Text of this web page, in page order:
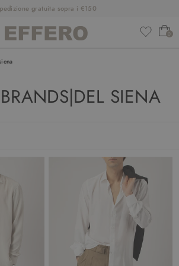
gratuita sopra i €150
0
SIENA